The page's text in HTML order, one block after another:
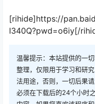
[rihide]https://
I340Q?pwd=o6iy[/
温馨提示：本站提供的一
整理，仅限用于学习和研
法用途，否则，一切后果
必须在下载后的24个小时